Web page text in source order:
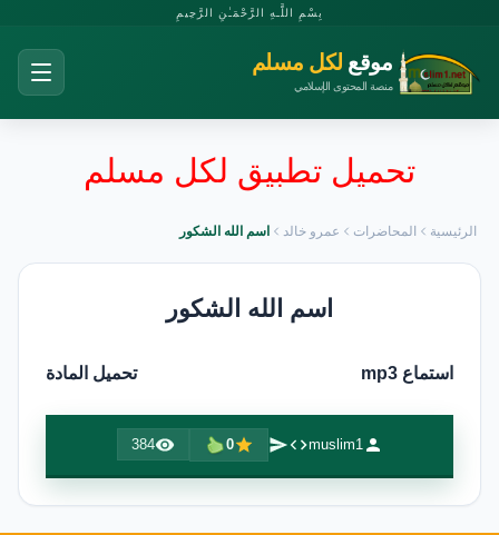
بِسْمِ اللَّـهِ الرَّحْمَـٰنِ الرَّحِيمِ
موقع لكل مسلم
منصة المحتوى الإسلامي
تحميل تطبيق لكل مسلم
الرئيسية المحاضرات عمرو خالد اسم الله الشكور
اسم الله الشكور
استماع mp3 تحميل المادة
muslim1
0
384